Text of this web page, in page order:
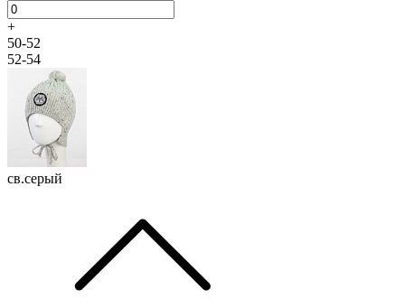
+
50-52
52-54
св.серый